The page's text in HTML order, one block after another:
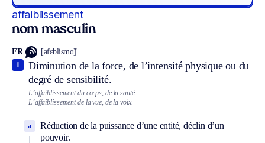
affaiblissement
nom masculin
FR [afɛblismɑ̃]
Diminution de la force, de l’intensité physique ou du
degré de sensibilité.
1
L’affaiblissement du corps, de la santé.
L’affaiblissement de la vue, de la voix.
Réduction de la puissance d’une entité, déclin d’un
pouvoir.
a